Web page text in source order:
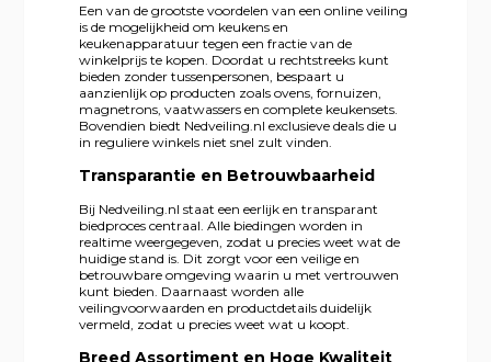
Een van de grootste voordelen van een online veiling
is de mogelijkheid om keukens en
keukenapparatuur tegen een fractie van de
winkelprijs te kopen. Doordat u rechtstreeks kunt
bieden zonder tussenpersonen, bespaart u
aanzienlijk op producten zoals ovens, fornuizen,
magnetrons, vaatwassers en complete keukensets.
Bovendien biedt Nedveiling.nl exclusieve deals die u
in reguliere winkels niet snel zult vinden.
Transparantie en Betrouwbaarheid
Bij Nedveiling.nl staat een eerlijk en transparant
biedproces centraal. Alle biedingen worden in
realtime weergegeven, zodat u precies weet wat de
huidige stand is. Dit zorgt voor een veilige en
betrouwbare omgeving waarin u met vertrouwen
kunt bieden. Daarnaast worden alle
veilingvoorwaarden en productdetails duidelijk
vermeld, zodat u precies weet wat u koopt.
Breed Assortiment en Hoge Kwaliteit